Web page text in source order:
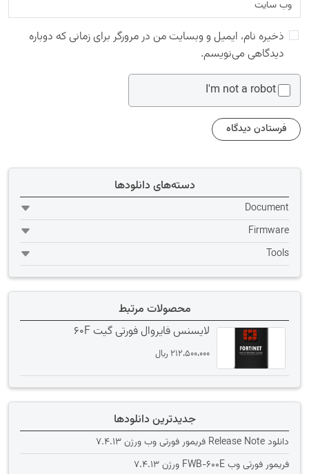
ذخیره نام، ایمیل و وبسایت من در مرورگر برای زمانی که دوباره
دیدگاهی می‌نویسم.
I'm not a robot
دسته‌های دانلودها
Document
Firmware
Tools
محصولات مرتبط
لایسنس فایروال فورتی گیت 60F
212،500،000 ﷼
جدیدترین دانلودها
دانلود Release Note فریمور فورتی وب ورژن 7.4.13
فریمور فورتی وب FWB-600E ورژن 7.4.13